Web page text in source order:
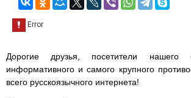
Дорогие друзья, посетители
информативного и самого крупного
всего русскоязычного интернета!